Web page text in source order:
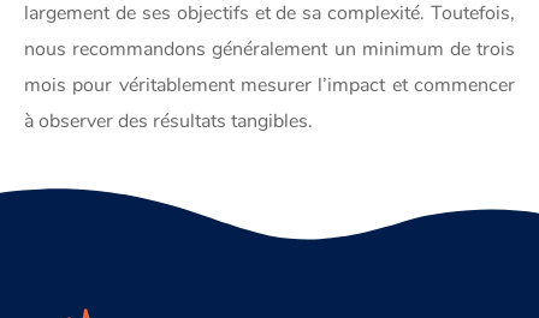
largement de ses objectifs et de sa complexité. Toutefois,
nous recommandons généralement un minimum de trois
mois pour véritablement mesurer l’impact et commencer
à observer des résultats tangibles.